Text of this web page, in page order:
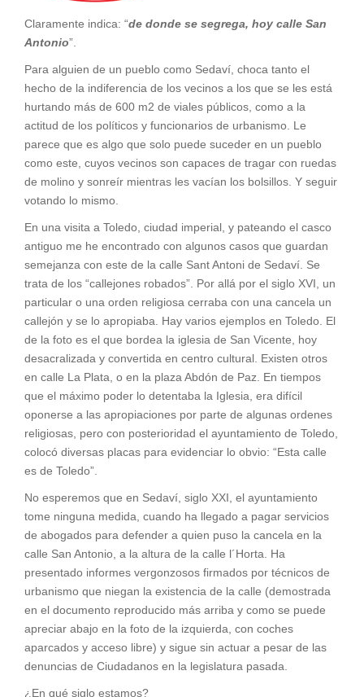
Claramente indica: “de donde se segrega, hoy calle San
Antonio”.
Para alguien de un pueblo como Sedaví, choca tanto el
hecho de la indiferencia de los vecinos a los que se les está
hurtando más de 600 m2 de viales públicos, como a la
actitud de los políticos y funcionarios de urbanismo. Le
parece que es algo que solo puede suceder en un pueblo
como este, cuyos vecinos son capaces de tragar con ruedas
de molino y sonreír mientras les vacían los bolsillos. Y seguir
votando lo mismo.
En una visita a Toledo, ciudad imperial, y pateando el casco
antiguo me he encontrado con algunos casos que guardan
semejanza con este de la calle Sant Antoni de Sedaví. Se
trata de los “callejones robados”. Por allá por el siglo XVI, un
particular o una orden religiosa cerraba con una cancela un
callejón y se lo apropiaba. Hay varios ejemplos en Toledo. El
de la foto es el que bordea la iglesia de San Vicente, hoy
desacralizada y convertida en centro cultural. Existen otros
en calle La Plata, o en la plaza Abdón de Paz. En tiempos
que el máximo poder lo detentaba la Iglesia, era difícil
oponerse a las apropiaciones por parte de algunas ordenes
religiosas, pero con posterioridad el ayuntamiento de Toledo,
colocó diversas placas para evidenciar lo obvio: “Esta calle
es de Toledo”.
No esperemos que en Sedaví, siglo XXI, el ayuntamiento
tome ninguna medida, cuando ha llegado a pagar servicios
de abogados para defender a quien puso la cancela en la
calle San Antonio, a la altura de la calle l´Horta. Ha
presentado informes vergonzosos firmados por técnicos de
urbanismo que niegan la existencia de la calle (demostrada
en el documento reproducido más arriba y como se puede
apreciar abajo en la foto de la izquierda, con coches
aparcados y acceso libre) y sigue sin actuar a pesar de las
denuncias de Ciudadanos en la legislatura pasada.
¿En qué siglo estamos?